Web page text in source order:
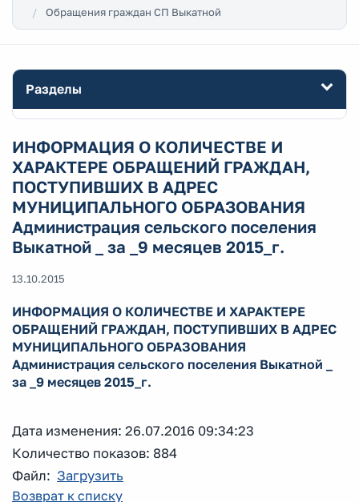
Обращения граждан СП Выкатной
Разделы
ИНФОРМАЦИЯ О КОЛИЧЕСТВЕ И
ХАРАКТЕРЕ ОБРАЩЕНИЙ ГРАЖДАН,
ПОСТУПИВШИХ В АДРЕС
МУНИЦИПАЛЬНОГО ОБРАЗОВАНИЯ
Администрация сельского поселения
Выкатной _ за _9 месяцев 2015_г.
13.10.2015
ИНФОРМАЦИЯ О КОЛИЧЕСТВЕ И ХАРАКТЕРЕ
ОБРАЩЕНИЙ ГРАЖДАН, ПОСТУПИВШИХ В АДРЕС
МУНИЦИПАЛЬНОГО ОБРАЗОВАНИЯ
Администрация сельского поселения Выкатной _
за _9 месяцев 2015_г.
Дата изменения: 26.07.2016 09:34:23
Количество показов: 884
Файл: Загрузить
Возврат к списку